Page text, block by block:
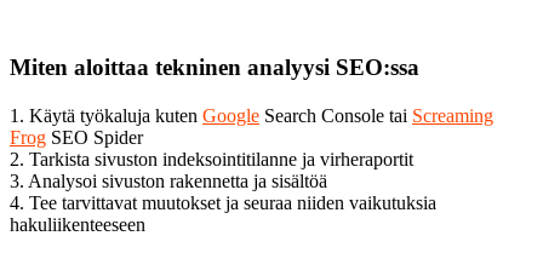
Miten aloittaa tekninen analyysi SEO:ssa
1. Käytä työkaluja kuten Google Search Console tai Screaming
Frog SEO Spider
2. Tarkista sivuston indeksointitilanne ja virheraportit
3. Analysoi sivuston rakennetta ja sisältöä
4. Tee tarvittavat muutokset ja seuraa niiden vaikutuksia
hakuliikenteeseen